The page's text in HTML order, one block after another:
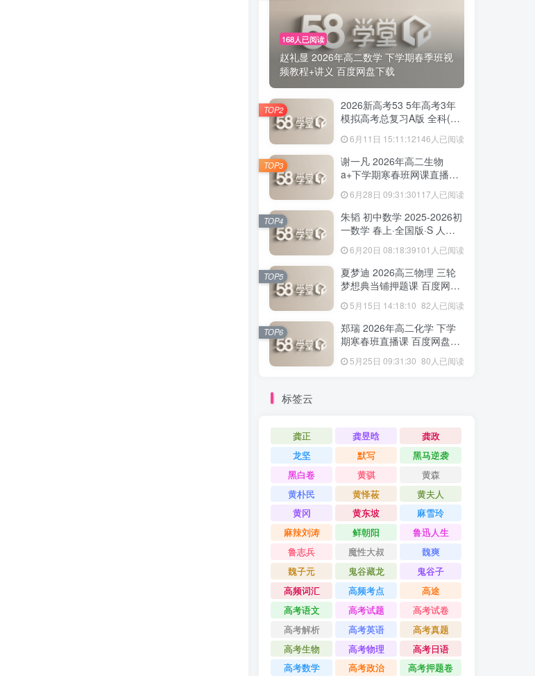
168人已阅读
赵礼显 2026年高二数学 下学期春季班视
频教程+讲义 百度网盘下载
2026新高考53 5年高考3年
模拟高考总复习A版 全科(无
6月11日 15:11:12146人已阅读
TOP2
谢一凡 2026年高二生物
a+下学期寒春班网课直播教
6月28日 09:31:30117人已阅读
TOP3
朱韬 初中数学 2025-2026初
一数学 春上·全国版·S 人教
6月20日 08:18:39101人已阅读
TOP4
夏梦迪 2026高三物理 三轮
梦想典当铺押题课 百度网盘
5月15日 14:18:10 82人已阅读
TOP5
郑瑞 2026年高二化学 下学
期寒春班直播课 百度网盘下
5月25日 09:31:30 80人已阅读
TOP6
标签云
龚正 龚昱晗
龚政
龙坚
默写
黑马逆袭
黑白卷
黄骐
黄森
黄朴民
黄怿莜
黄夫人
黄冈
黄东坡
麻雪玲
麻辣刘涛
鲜朝阳
鲁迅人生
鲁志兵
魔性大叔
魏爽
魏子元
鬼谷藏龙
鬼谷子
高频词汇
高频考点
高途
高考语文
高考试题
高考试卷
高考解析
高考英语
高考真题
高考生物
高考物理
高考日语
高考数学
高考政治
高考押题卷